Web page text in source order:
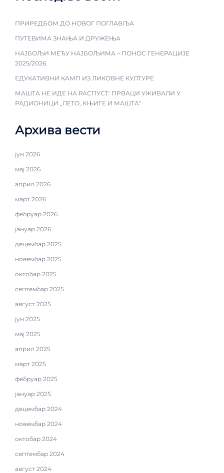
ПРИРЕДБОМ ДО НОВОГ ПОГЛАВЉА
ПУТЕВИМА ЗНАЊА И ДРУЖЕЊА
НАЈБОЉИ МЕЂУ НАЈБОЉИМА – ПОНОС ГЕНЕРАЦИЈЕ
2025/2026.
ЕДУКАТИВНИ КАМП ИЗ ЛИКОВНЕ КУЛТУРЕ
МАШТА НЕ ИДЕ НА РАСПУСТ: ПРВАЦИ УЖИВАЛИ У
РАДИОНИЦИ „ЛЕТО, КЊИГЕ И МАШТА“
Архива вести
јун 2026
мај 2026
април 2026
март 2026
фебруар 2026
јануар 2026
децембар 2025
новембар 2025
октобар 2025
септембар 2025
август 2025
јун 2025
мај 2025
април 2025
март 2025
фебруар 2025
јануар 2025
децембар 2024
новембар 2024
октобар 2024
септембар 2024
август 2024